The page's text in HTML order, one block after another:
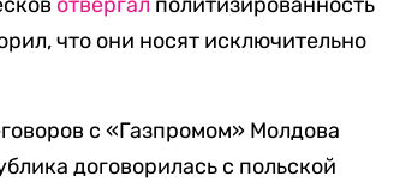
что они носят исключительно
с «Газпромом» Молдова
договорилась с польской